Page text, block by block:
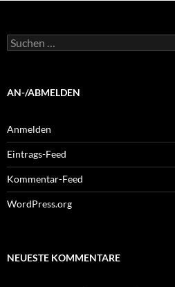
Suchen
nach:
AN-/ABMELDEN
Anmelden
Eintrags-Feed
Kommentar-Feed
WordPress.org
NEUESTE KOMMENTARE